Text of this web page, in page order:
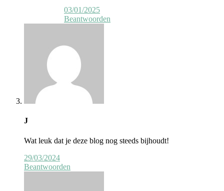
03/01/2025
Beantwoorden
J
Wat leuk dat je deze blog nog steeds bijhoudt!
29/03/2024
Beantwoorden